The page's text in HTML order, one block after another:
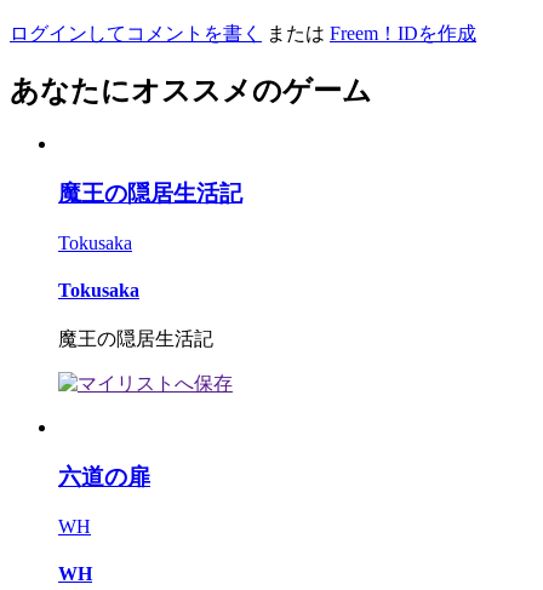
ログインしてコメントを書く または Freem！IDを作成
あなたにオススメのゲーム
魔王の隠居生活記
Tokusaka
Tokusaka
魔王の隠居生活記
六道の扉
WH
WH